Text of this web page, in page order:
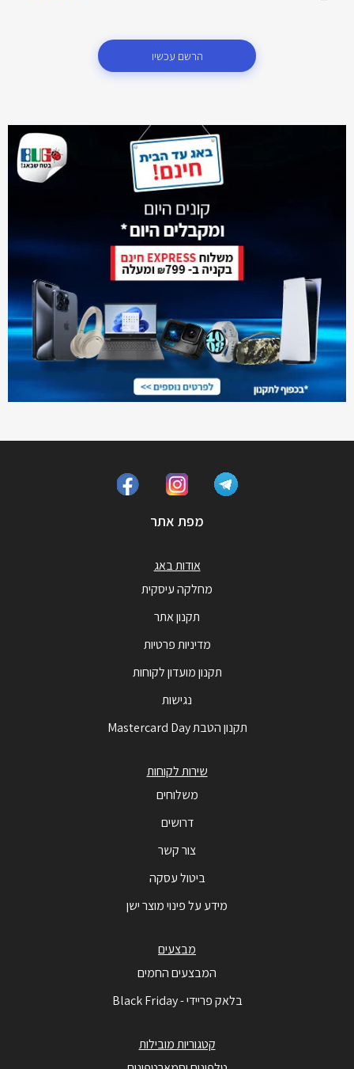
הרשם עכשיו
מפת אתר
אודות באג
מחלקה עיסקית
תקנון אתר
מדיניות פרטיות
תקנון מועדון לקוחות
נגישות
תקנון הטבת Mastercard Day
שירות לקוחות
משלוחים
דרושים
צור קשר
ביטול עסקה
מידע על פינוי מוצר ישן
מבצעים
המבצעים החמים
בלאק פריידי - Black Friday
קטגוריות מובילות